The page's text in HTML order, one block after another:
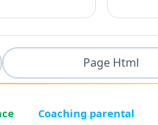
Page Html
Coaching parental